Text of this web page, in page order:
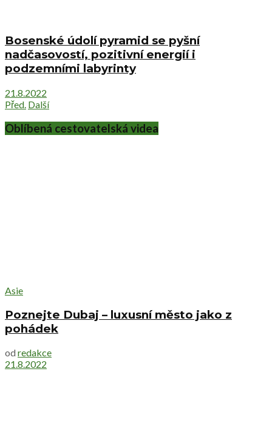
Bosenské údolí pyramid se pyšní
nadčasovostí, pozitivní energií i
podzemními labyrinty
21.8.2022
Před. Další
Oblíbená cestovatelská videa
Asie
Poznejte Dubaj – luxusní město jako z
pohádek
od redakce
21.8.2022